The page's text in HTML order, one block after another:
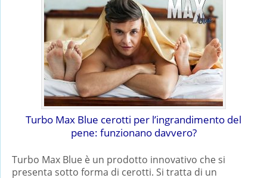
Turbo Max Blue cerotti per l’ingrandimento del
pene: funzionano davvero?
Turbo Max Blue è un prodotto innovativo che si
presenta sotto forma di cerotti. Si tratta di un